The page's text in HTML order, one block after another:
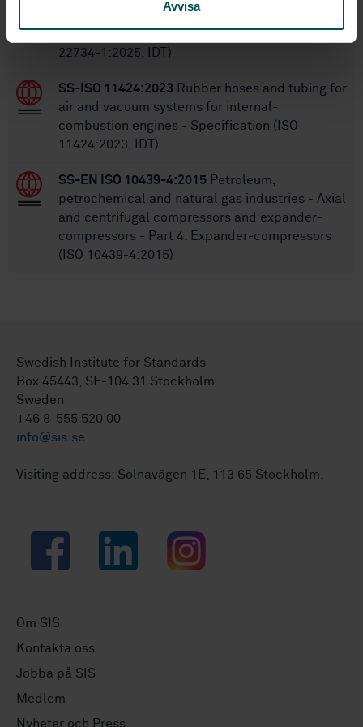
Avvisa
using water electrolysis — Part 1: Safety (ISO
22734-1:2025, IDT)
SS-ISO 11424:2023 Rubber hoses and tubing for
air and vacuum systems for internal-
combustion engines - Specification (ISO
11424:2023, IDT)
SS-EN ISO 10439-4:2015 Petroleum,
petrochemical and natural gas industries - Axial
and centrifugal compressors and expander-
compressors - Part 4: Expander-compressors
(ISO 10439-4:2015)
Swedish Institute for Standards
Box 45443, SE-104 31 Stockholm
Sweden
+46 8-555 520 00
info@sis.se
Visiting address: Solnavägen 1E, 113 65 Stockholm.
Facebook LinkedIn Instagram
Om SIS
Kontakta oss
Jobba på SIS
Medlem
Nyheter och Press